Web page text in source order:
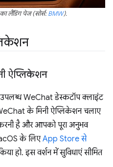
लैंडिंग पेज (सोर्स:BMW).
ऐप्लिकेशन
WeChat डेस्कटॉप क्लाइंट
के मिनी ऐप्लिकेशन चलाए
है और आपको पूरा अनुभव
के लिएApp Store से
हो. इस वर्शन में सुविधाएं सीमित